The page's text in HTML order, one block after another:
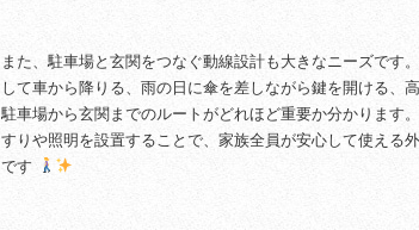
また、駐車場と玄関をつなぐ動線設計も大きなニーズです
して車から降りる、雨の日に傘を差しながら鍵を開ける、
駐車場から玄関までのルートがどれほど重要か分かります
すりや照明を設置することで、家族全員が安心して使える
です